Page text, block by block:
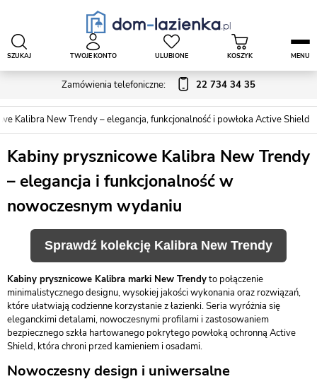
Zamówienia telefoniczne: 22 734 34 35
SZUKAJ TWOJE KONTO ULUBIONE KOSZYK MENU
Kalibra New Trendy – elegancja, funkcjonalność i powłoka Active Shield
Kabiny prysznicowe Kalibra New Trendy
– elegancja i funkcjonalność w
nowoczesnym wydaniu
Sprawdź kolekcję Kalibra New Trendy
Kabiny prysznicowe Kalibra marki New Trendyto połączenie
minimalistycznego designu, wysokiej jakości wykonania oraz rozwiązań,
które ułatwiają codzienne korzystanie z łazienki. Seria wyróżnia się
eleganckimi detalami, nowoczesnymi profilami i zastosowaniem
bezpiecznego szkła hartowanego pokrytego powłoką ochronną Active
Shield, która chroni przed kamieniem i osadami.
Nowoczesny design i uniwersalne